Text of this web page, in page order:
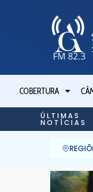
COBERTURA
ÚLTIMAS
NOTÍCIAS